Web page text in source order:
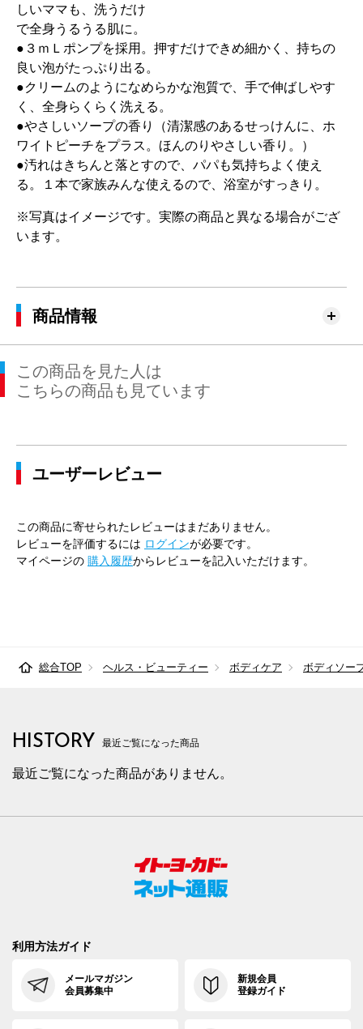
しいママも、洗うだけ
で全身うるうる肌に。
●３ｍＬポンプを採用。押すだけできめ細かく、持ちの
良い泡がたっぷり出る。
●クリームのようになめらかな泡質で、手で伸ばしやす
く、全身らくらく洗える。
●やさしいソープの香り（清潔感のあるせっけんに、ホ
ワイトピーチをプラス。ほんのりやさしい香り。）
●汚れはきちんと落とすので、パパも気持ちよく使え
る。１本で家族みんな使えるので、浴室がすっきり。
※写真はイメージです。実際の商品と異なる場合がござ
います。
商品情報
この商品を見た人は
こちらの商品も見ています
ユーザーレビュー
この商品に寄せられたレビューはまだありません。
レビューを評価するには ログインが必要です。
マイページの 購入履歴からレビューを記入いただけます。
総合TOP ヘルス・ビューティー ボディケア ボディソー
HISTORY 最近ご覧になった商品
最近ご覧になった商品がありません。
利用方法ガイド
メールマガジン
会員募集中
新規会員
登録ガイド